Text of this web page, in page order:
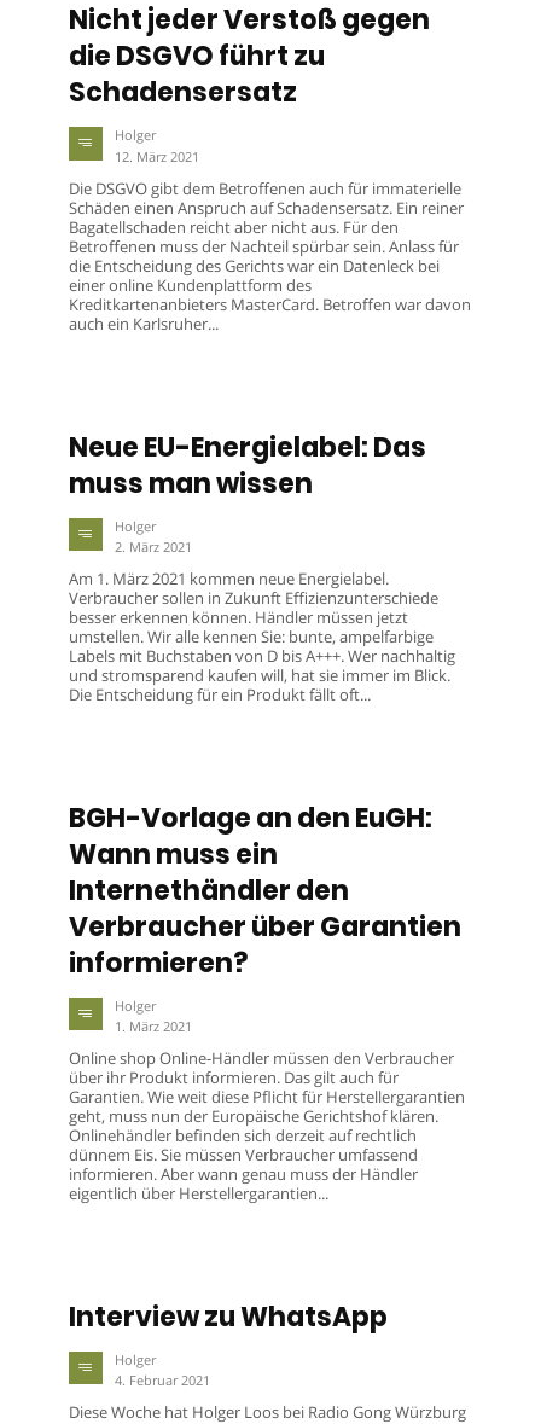
Nicht jeder Verstoß gegen
die DSGVO führt zu
Schadensersatz
Holger
12. März 2021
Die DSGVO gibt dem Betroffenen auch für immaterielle
Schäden einen Anspruch auf Schadensersatz. Ein reiner
Bagatellschaden reicht aber nicht aus. Für den
Betroffenen muss der Nachteil spürbar sein. Anlass für
die Entscheidung des Gerichts war ein Datenleck bei
einer online Kundenplattform des
Kreditkartenanbieters MasterCard. Betroffen war davon
auch ein Karlsruher...
Neue EU-Energielabel: Das
muss man wissen
Holger
2. März 2021
Am 1. März 2021 kommen neue Energielabel.
Verbraucher sollen in Zukunft Effizienzunterschiede
besser erkennen können. Händler müssen jetzt
umstellen. Wir alle kennen Sie: bunte, ampelfarbige
Labels mit Buchstaben von D bis A+++. Wer nachhaltig
und stromsparend kaufen will, hat sie immer im Blick.
Die Entscheidung für ein Produkt fällt oft...
BGH-Vorlage an den EuGH:
Wann muss ein
Internethändler den
Verbraucher über Garantien
informieren?
Holger
1. März 2021
Online shop Online-Händler müssen den Verbraucher
über ihr Produkt informieren. Das gilt auch für
Garantien. Wie weit diese Pflicht für Herstellergarantien
geht, muss nun der Europäische Gerichtshof klären.
Onlinehändler befinden sich derzeit auf rechtlich
dünnem Eis. Sie müssen Verbraucher umfassend
informieren. Aber wann genau muss der Händler
eigentlich über Herstellergarantien...
Interview zu WhatsApp
Holger
4. Februar 2021
Diese Woche hat Holger Loos bei Radio Gong Würzburg